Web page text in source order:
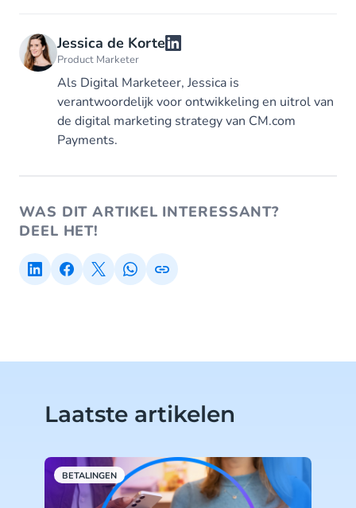
Jessica de Korte
Product Marketer
Als Digital Marketeer, Jessica is
verantwoordelijk voor ontwikkeling en uitrol van
de digital marketing strategy van CM.com
Payments.
WAS DIT ARTIKEL INTERESSANT?
DEEL HET!
Laatste artikelen
BETALINGEN